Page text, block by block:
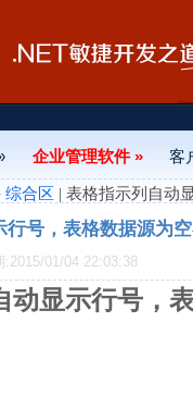
企业管理软件 »
客
综合区 | 表格指示列自动
行号，表格数据源为
:2015/01/04 22:03:38
动显示行号，